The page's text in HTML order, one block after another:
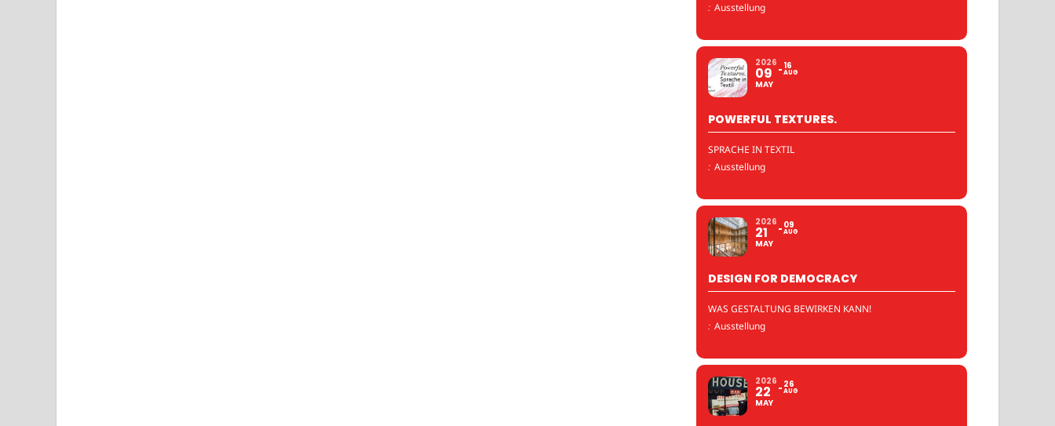
: Ausstellung
2026
09
MAY
16
AUG
POWERFUL TEXTURES.
SPRACHE IN TEXTIL
: Ausstellung
2026
21
MAY
09
AUG
DESIGN FOR DEMOCRACY
WAS GESTALTUNG BEWIRKEN KANN!
: Ausstellung
2026
22
MAY
26
AUG